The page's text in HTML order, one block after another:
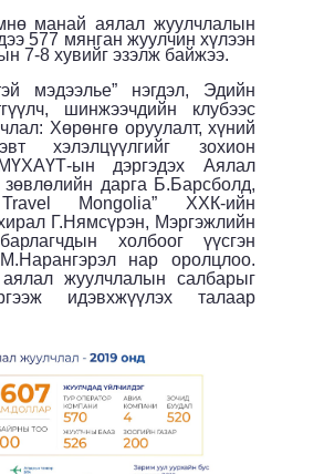
манай аялал жуулчлалын
577 мянган жуулчин хүлээн
7-8 хувийг эзэлж байжээ.
мэдээлье” нэгдэл, Эдийн
шинжээчдийн клубээс
Хөрөнгө оруулалт, хүний
хэлэлцүүлгийг зохион
ҮТ-ын дэргэдэхАялал
дарга Б.Барсболд,
Mongolia” ХХК-ийн
Г.Нямсүрэн, Мэргэжлийн
холбоог үүсгэн
нар оролцлоо.
аялал жуулчлалын салбарыг
идэвхжүүлэх талаар